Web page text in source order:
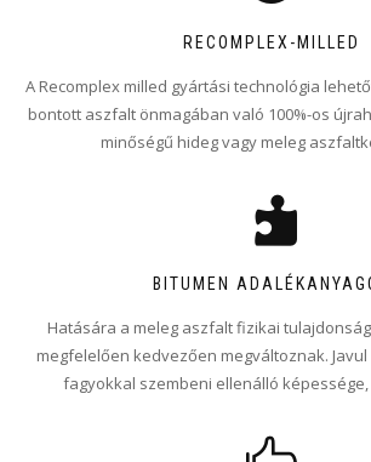
RECOMPLEX-MILLED
A Recomplex milled gyártási technológia
bontott aszfalt önmagában való 100%-os
minőségű hideg vagy meleg
BITUMEN
Hatására a meleg aszfalt fizikai
megfelelően kedvezően megváltoznak.
fagyokkal szembeni ellenálló